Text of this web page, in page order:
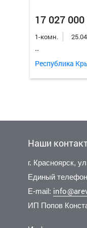
17 027 000
1-комн.
..
12 000 000
2-комн.
10 800 000
4-комн.
Наши
г. Красноярск,
Единый
E-mail:
ИП Попов